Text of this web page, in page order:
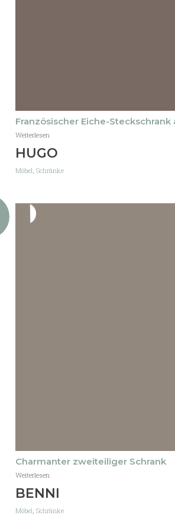
Französischer Eiche-Steckschrank
Weiterlesen
HUGO
Möbel Schränke
Charmanter zweiteiliger Schrank
Weiterlesen
BENNI
Möbel Schränke